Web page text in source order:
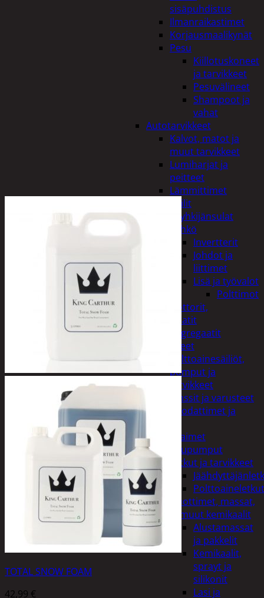
sisäpuhdistus
Ilmanraikastimet
Korjausmaalikynät
Pesu
Kiillotuskoneet
ja tarvikkeet
Pesuvälineet
Shampoot ja
vahat
Autotarvikkeet
Kalvot, matot ja
muut tarvikkeet
Lumiharjat ja
peitteet
Lämmittimet
Peilit
Pyyhkijänsulat
Sähkö
Invertterit
Johdot ja
liittimet
Lisä ja työvalot
Polttimot
Irtomoottorit,
aggregaatit
Aggregaatit
Lisälaitteet
Polttoainesäiliöt,
pumput ja
tarvikkeet
Vinssit ja varusteet
Öljyt, suodattimet ja
Avaimet
Imupumput
Letkut ja tarvikkeet
Polttoaineletkut
Liuottimet, massat,
ja muut kemikaalit
Alustamassat
ja pakkelit
Kemikaalit,
sprayt ja
silikonit
Lasi ja
TOTAL SNOW FOAM
42,99 €